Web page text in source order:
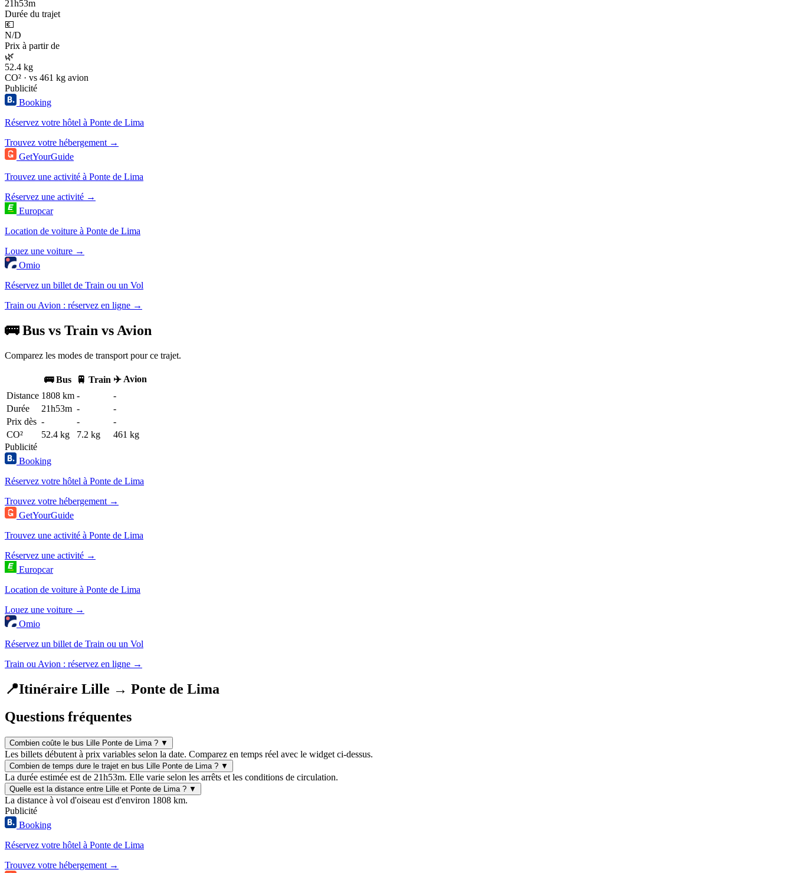
21h53m
Durée du trajet
💶
N/D
Prix à partir de
🌿
52.4 kg
CO² · vs 461 kg avion
Publicité
Booking
Réservez votre hôtel à Ponte de Lima
Trouvez votre hébergement →
GetYourGuide
Trouvez une activité à Ponte de Lima
Réservez une activité →
Europcar
Location de voiture à Ponte de Lima
Louez une voiture →
Omio
Réservez un billet de Train ou un Vol
Train ou Avion : réservez en ligne →
🚌 Bus vs Train vs Avion
Comparez les modes de transport pour ce trajet.
🚌 Bus 🚆 Train ✈️ Avion
Distance 1808 km -
-
Durée
21h53m -
-
Prix dès - -
-
CO²
52.4 kg 7.2 kg
461 kg
Publicité
Booking
Réservez votre hôtel à Ponte de Lima
Trouvez votre hébergement →
GetYourGuide
Trouvez une activité à Ponte de Lima
Réservez une activité →
Europcar
Location de voiture à Ponte de Lima
Louez une voiture →
Omio
Réservez un billet de Train ou un Vol
Train ou Avion : réservez en ligne →
📍Itinéraire Lille → Ponte de Lima
Questions fréquentes
Combien coûte le bus Lille Ponte de Lima ? ▼
Les billets débutent à prix variables selon la date. Comparez en temps réel avec le widget ci-dessus.
Combien de temps dure le trajet en bus Lille Ponte de Lima ? ▼
La durée estimée est de 21h53m. Elle varie selon les arrêts et les conditions de circulation.
Quelle est la distance entre Lille et Ponte de Lima ? ▼
La distance à vol d'oiseau est d'environ 1808 km.
Publicité
Booking
Réservez votre hôtel à Ponte de Lima
Trouvez votre hébergement →